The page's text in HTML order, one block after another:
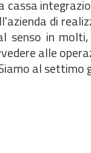
di
senso in
alle
al settimo